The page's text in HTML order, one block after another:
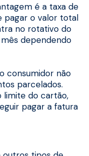
é a taxa de
pagar o valor total
no rotativo do
dependendo
consumidor não
parcelados.
limite do cartão,
pagar a fatura